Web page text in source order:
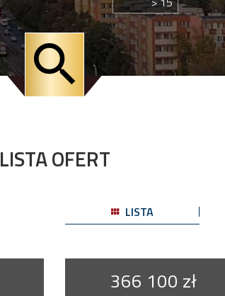
LISTA OFERT
LISTA
366 100 zł